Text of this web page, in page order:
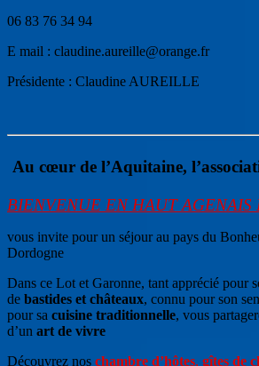
06 83 76 34 94
E mail : claudine.aureille@orange.fr
Présidente : Claudine AUREILLE
Au cœur de l’Aquitaine,
BIENVENUE EN HAUT AGENAIS
vous invite pour un séjour au pays du
Dordogne
Dans ce Lot et Garonne, tant apprécié pour
de bastides et châteaux, connu pour son
pour sa cuisine traditionnelle, vous
d’un art de vivre
Découvrez nos chambre d’hôtes, gîtes de